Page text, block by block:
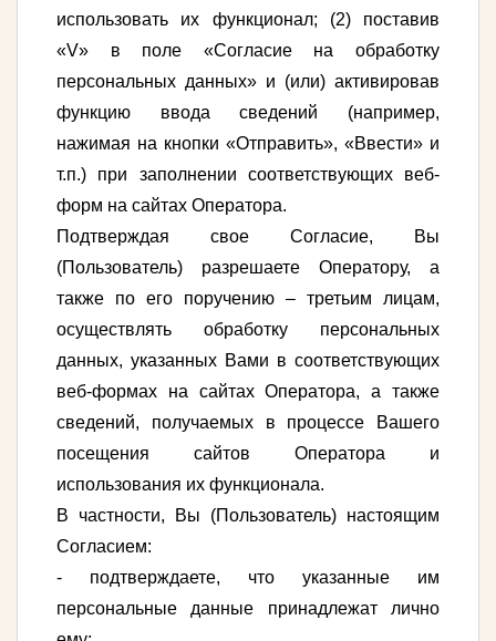
использовать их функционал; (2) поставив
«V» в поле «Согласие на обработку
персональных данных» и (или) активировав
функцию ввода сведений (например,
нажимая на кнопки «Отправить», «Ввести» и
т.п.) при заполнении соответствующих веб-
форм на сайтах Оператора.
Подтверждая свое Согласие, Вы
(Пользователь) разрешаете Оператору, а
также по его поручению – третьим лицам,
осуществлять обработку персональных
данных, указанных Вами в соответствующих
веб-формах на сайтах Оператора, а также
сведений, получаемых в процессе Вашего
посещения сайтов Оператора и
использования их функционала.
В частности, Вы (Пользователь) настоящим
Согласием:
- подтверждаете, что указанные им
персональные данные принадлежат лично